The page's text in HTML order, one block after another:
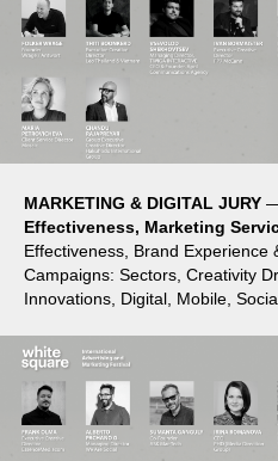
MARKETING & DIGITAL JURY
Effectiveness, Marketing
Effectiveness, Brand Experience
Campaigns: Sectors, Creativity
Innovations, Digital, Mobile,